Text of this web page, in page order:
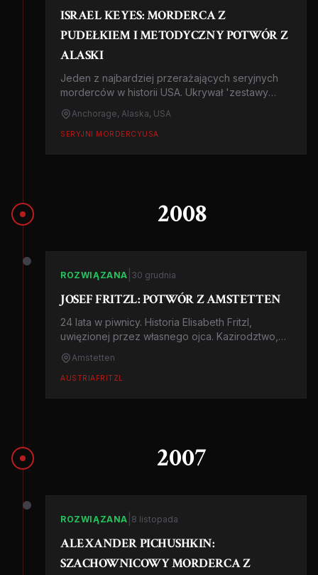
ISRAEL KEYES: MORDERCA Z
PUDEŁKIEM I METODYCZNY POTWÓR Z
ALASKI
Jeden z najbardziej przerażających seryjnych
morderców w historii USA. Ukrywał 'zestawy
zabójcze' na terenie całych Stanów, planował
zabójstwa latami i był tak nieuchwytny, że FBI do
dziś analizuje jego metody.
Anchorage, Alaska, USA
SERYJNI MORDERCYUSA
2008
ROZWIĄZANA 30 grudnia
JOSEF FRITZL: POTWÓR Z AMSTETTEN
24 lata w piwnicy. Historia Elisabeth Fritzl,
uwięzionej przez własnego ojca. Kazirodztwo,
narodziny dzieci w niewoli i szokujące odkrycie.
Amstetten
AUSTRIA FRITZL
2007
ROZWIĄZANA 8 listopada
ALEXANDER PICHUSHKIN:
SZACHOWNICOWY MORDERCA Z